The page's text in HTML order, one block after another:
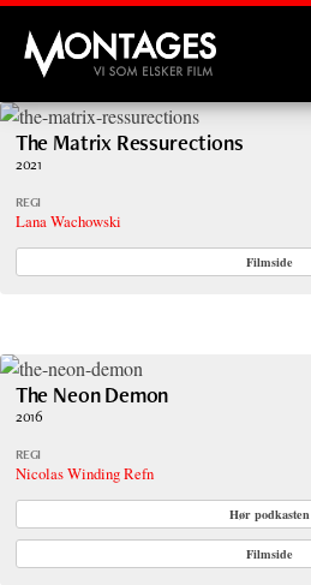
Montages
The Matrix Ressurections
2021
REGI
Lana Wachowski
Filmside
The Neon Demon
2016
REGI
Nicolas Winding Refn
Hør podkasten
Filmside